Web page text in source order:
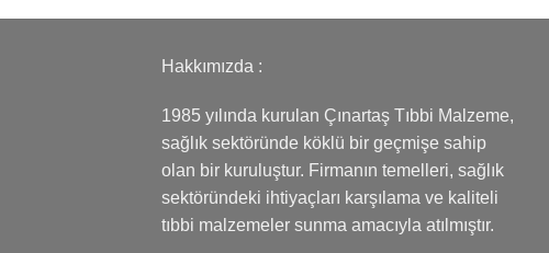
Hakkımızda :
1985 yılında kurulan Çınartaş Tıbbi Malzeme,
sağlık sektöründe köklü bir geçmişe sahip
olan bir kuruluştur. Firmanın temelleri, sağlık
sektöründeki ihtiyaçları karşılama ve kaliteli
tıbbi malzemeler sunma amacıyla atılmıştır.